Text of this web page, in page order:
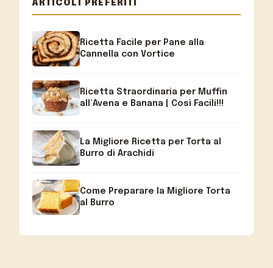
ARTICOLI PREFERITI
Ricetta Facile per Pane alla
Cannella con Vortice
Ricetta Straordinaria per Muffin
all’Avena e Banana | Così Facili!!!
La Migliore Ricetta per Torta al
Burro di Arachidi
Come Preparare la Migliore Torta
al Burro